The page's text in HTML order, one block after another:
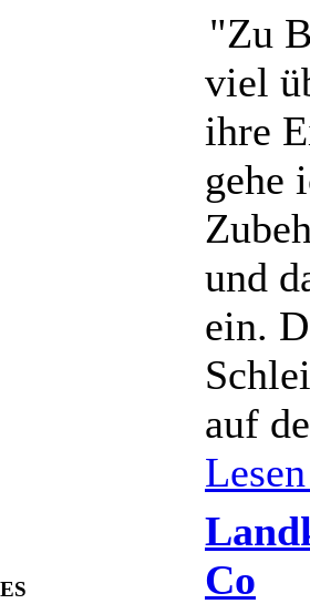
"Zu
viel
ihre
gehe
und
ein.
auf
Co